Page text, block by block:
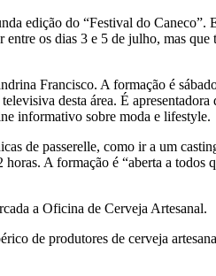
edição do “Festival do Caneco”.
os dias 3 e 5 de julho, mas
Francisco. A formação é
desta área. É
informativo sobre moda e lifestyle.
de passerelle, como ir a um
A formação é “aberta a todos
a Oficina de Cerveja Artesanal.
de produtores de cerveja